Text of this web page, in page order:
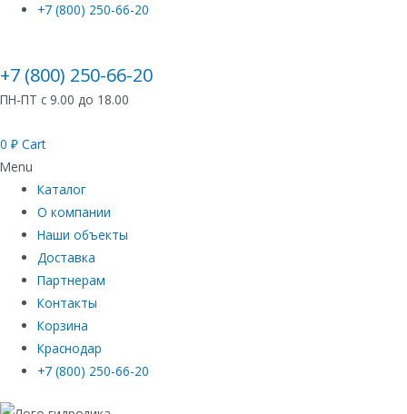
+7 (800) 250-66-20
+7 (800) 250-66-20
ПН-ПТ с 9.00 до 18.00
0 ₽ Cart
Menu
Каталог
О компании
Наши объекты
Доставка
Партнерам
Контакты
Корзина
Краснодар
+7 (800) 250-66-20